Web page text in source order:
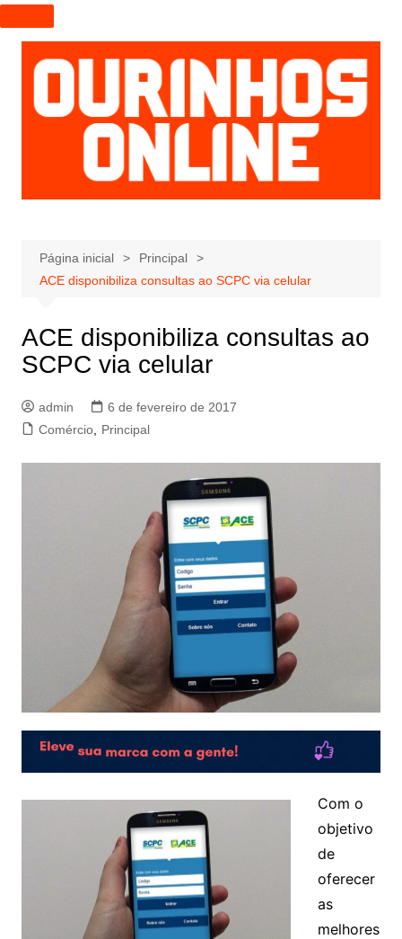
I
r
p
a
r
a
e
ú
Página inicial
Principal
ACE disponibiliza consultas ao SCPC via celular
ACE disponibiliza consultas ao
SCPC via celular
admin
6 de fevereiro de 2017
Comércio, Principal
Com o
objetivo
de
oferecer
as
melhores